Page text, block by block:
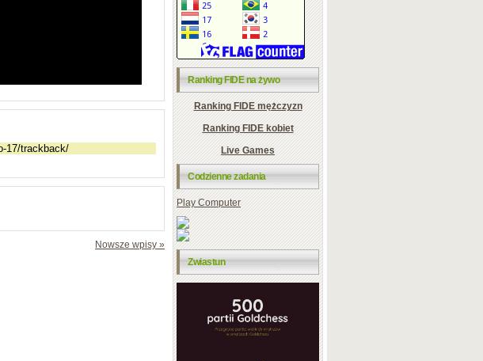
Nowsze wpisy »
Ranking FIDE na żywo
Ranking FIDE mężczyzn
Ranking FIDE kobiet
Live Games
Codzienne zadania
Play Computer
Zwiastun